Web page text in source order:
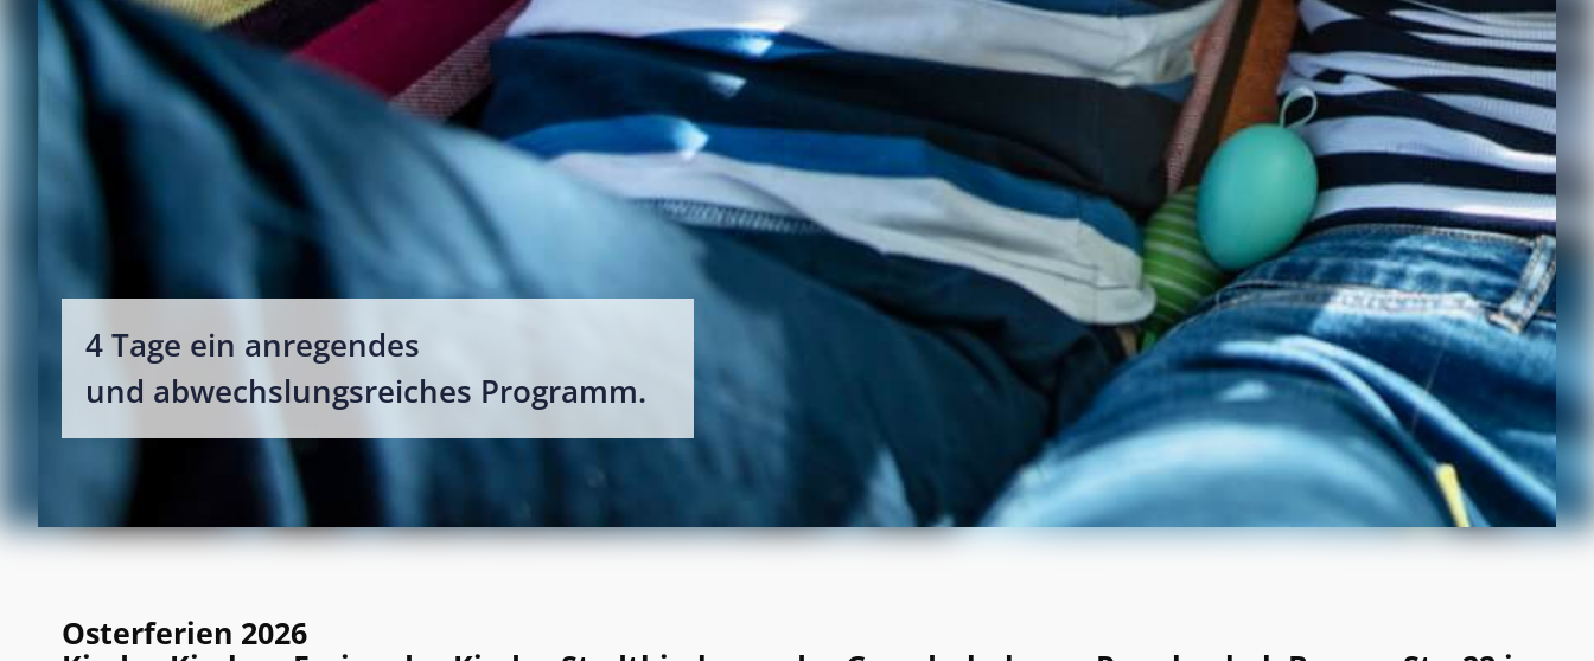
4 Tage ein anregendes
und abwechslungsreiches Programm.
Osterferien 2026